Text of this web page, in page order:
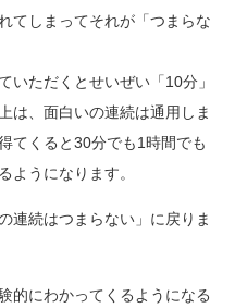
てしまってそれが「つまらな
いただくとせいぜい「10分」
は、面白いの連続は通用しま
てくると30分でも1時間でも
ようになります。
連続はつまらない」に戻りま
的にわかってくるようになる